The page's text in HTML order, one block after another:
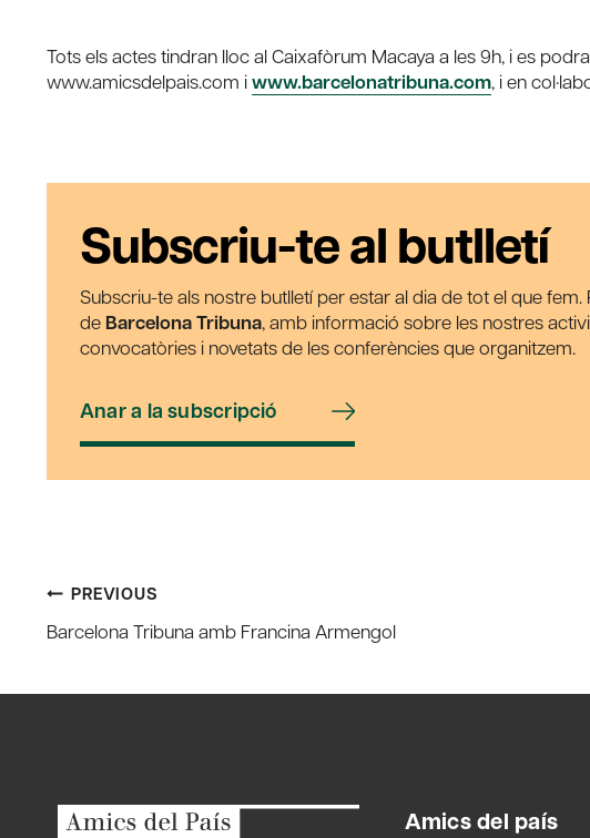
Tots els actes tindran lloc al Caixafòrum Macaya a les 9h, i es
www.amicsdelpais.com iwww.barcelonatribuna.com, i en
Subscriu-te al butlletí
Subscriu-te als nostre butlletí per estar al dia de tot el que fem.
de Barcelona Tribuna, amb informació sobre les nostres
convocatòries i novetats de les conferències que organitzem.
Anar a la subscripció
Post
navigation
PREVIOUS
Barcelona Tribuna amb Francina Armengol
Amics del país